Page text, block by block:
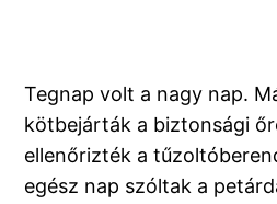
Tegnap volt a nagy nap.
kötbejárták a biztonsági
ellenőrizték a
egész nap szóltak a